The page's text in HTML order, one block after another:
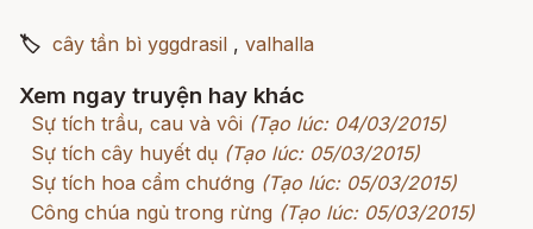
🏷 cây tần bì yggdrasil , valhalla
Xem ngay truyện hay khác
Sự tích trầu, cau và vôi (Tạo lúc: 04/03/2015)
Sự tích cây huyết dụ (Tạo lúc: 05/03/2015)
Sự tích hoa cẩm chướng (Tạo lúc: 05/03/2015)
Công chúa ngủ trong rừng (Tạo lúc: 05/03/2015)